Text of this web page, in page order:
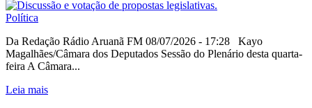
Política
Da Redação Rádio Aruanã FM 08/07/2026 - 17:28 Kayo
Magalhães/Câmara dos Deputados Sessão do Plenário desta quarta-
feira A Câmara...
Leia mais